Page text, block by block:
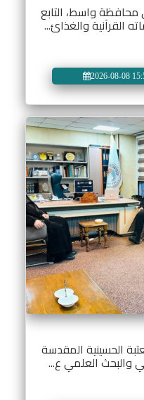
محافظة واسط، التابع
القرآنية والغذائ...
2026-08-08
الحسينية المقدسة
والبحث العلمي ع...